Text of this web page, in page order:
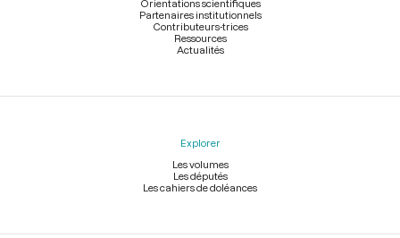
Orientations scientifiques
Partenaires institutionnels
Contributeurs-trices
Ressources
Actualités
Explorer
Les volumes
Les députés
Les cahiers de doléances